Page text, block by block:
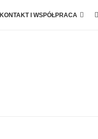
KONTAKT I WSPÓŁPRACA